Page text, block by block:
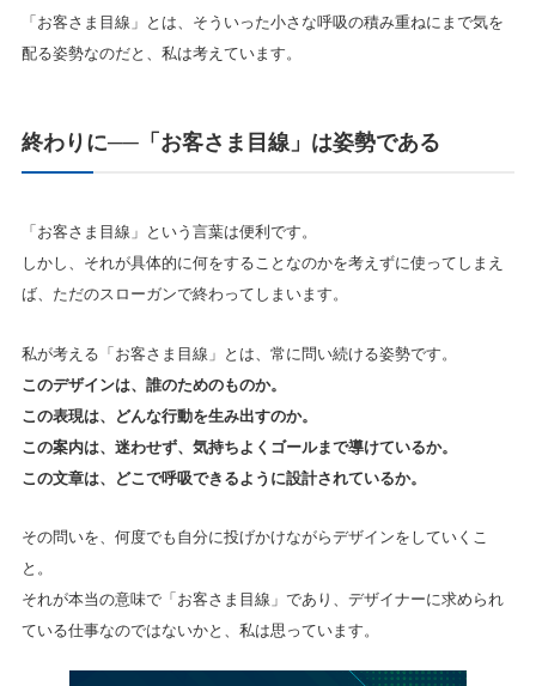
「お客さま目線」とは、そういった小さな呼吸の積み重ねにまで気を
配る姿勢なのだと、私は考えています。
終わりに──「お客さま目線」は姿勢である
「お客さま目線」という言葉は便利です。
しかし、それが具体的に何をすることなのかを考えずに使ってしまえ
ば、ただのスローガンで終わってしまいます。
私が考える「お客さま目線」とは、常に問い続ける姿勢です。
このデザインは、誰のためのものか。
この表現は、どんな行動を生み出すのか。
この案内は、迷わせず、気持ちよくゴールまで導けているか。
この文章は、どこで呼吸できるように設計されているか。
その問いを、何度でも自分に投げかけながらデザインをしていくこ
と。
それが本当の意味で「お客さま目線」であり、デザイナーに求められ
ている仕事なのではないかと、私は思っています。